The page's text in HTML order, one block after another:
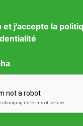
et j'accepte la